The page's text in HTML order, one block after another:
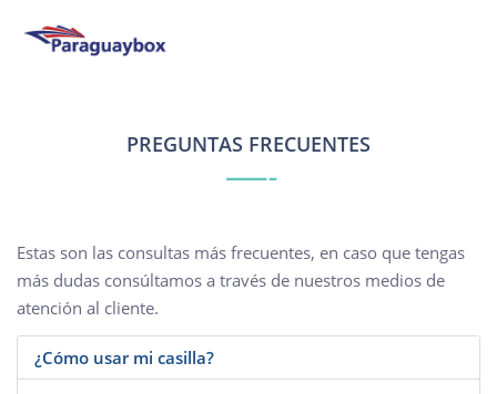
PREGUNTAS FRECUENTES
Estas son las consultas más frecuentes, en caso que tengas
más dudas consúltamos a través de nuestros medios de
atención al cliente.
¿Cómo usar mi casilla?